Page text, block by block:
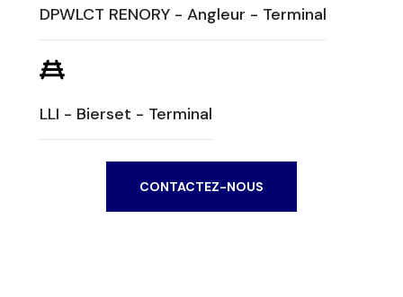
DPWLCT RENORY - Angleur - Terminal
LLI - Bierset - Terminal
CONTACTEZ-NOUS